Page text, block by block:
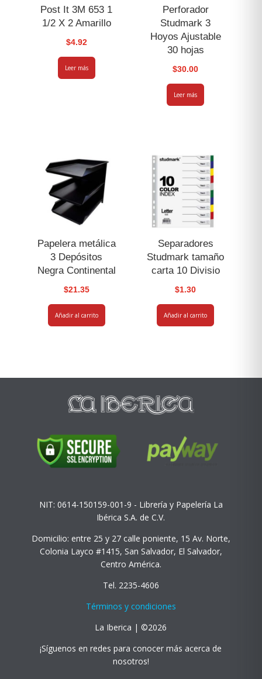
Post It 3M 653 1
1/2 X 2 Amarillo
$4.92
Leer más
Perforador
Studmark 3
Hoyos Ajustable
30 hojas
$30.00
Leer más
Papelera metálica
3 Depósitos
Negra Continental
$21.35
Añadir al carrito
Separadores
Studmark tamaño
carta 10 Divisio
$1.30
Añadir al carrito
NIT: 0614-150159-001-9 - Librería y Papelería La
Ibérica S.A. de C.V.
Domicilio: entre 25 y 27 calle poniente, 15 Av. Norte,
Colonia Layco #1415, San Salvador, El Salvador,
Centro América.
Tel. 2235-4606
Términos y condiciones
La Iberica | ©2026
¡Síguenos en redes para conocer más acerca de
nosotros!